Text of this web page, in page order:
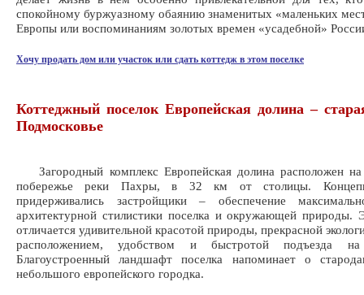
спокойному буржуазному обаянию знаменитых «маленьких
Европы или воспоминаниям золотых времен «усадебной»
Хочу продать дом или участок или сдать коттедж в этом поселке
Коттеджный поселок Европейская долина –
Подмосковье
Загородный комплекс Европейская долина расположен
побережье реки Пахры, в 32 км от столицы.
придерживались застройщики – обеспечение
архитектурной стилистики поселка и окружающей природы.
отличается удивительной красотой природы, прекрасной
расположением, удобством и быстротой подъезда на
Благоустроенный ландшафт поселка напоминает о
небольшого европейского городка.